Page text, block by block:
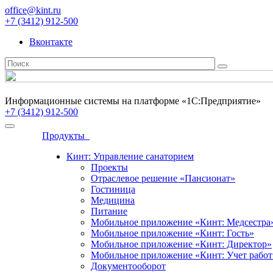
office@kint.ru
+7 (3412) 912-500
Вконтакте
Информационные системы на платформе «1С:Предприятие»
+7 (3412) 912-500
Продукты
Кинт: Управление санаторием
Проекты
Отраслевое решение «Пансионат»
Гостиница
Медицина
Питание
Мобильное приложение «Кинт:
Мобильное приложение «Кинт: Гость»
Мобильное приложение «Кинт: Директор»
Мобильное приложение «Кинт: Учет
Документооборот